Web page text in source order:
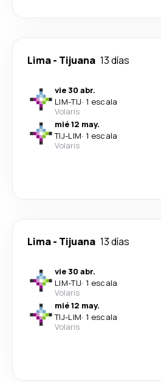
Lima- Tijuana 13 días
vie 30 abr.
LIM-TIJ· 1 escala
Volaris
mié 12 may.
TIJ-LIM· 1 escala
Volaris
Lima- Tijuana 13 días
vie 30 abr.
LIM-TIJ· 1 escala
Volaris
mié 12 may.
TIJ-LIM· 1 escala
Volaris